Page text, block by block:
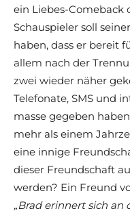
ein Liebes-Comeback
Schauspieler soll
haben, dass er bereit
allem nach der
zwei wieder näher
Telefonate, SMS und
masse gegeben
mehr als einem
eine innige
dieser Freundschaft
werden? Ein Freund
„Brad erinnert sich an